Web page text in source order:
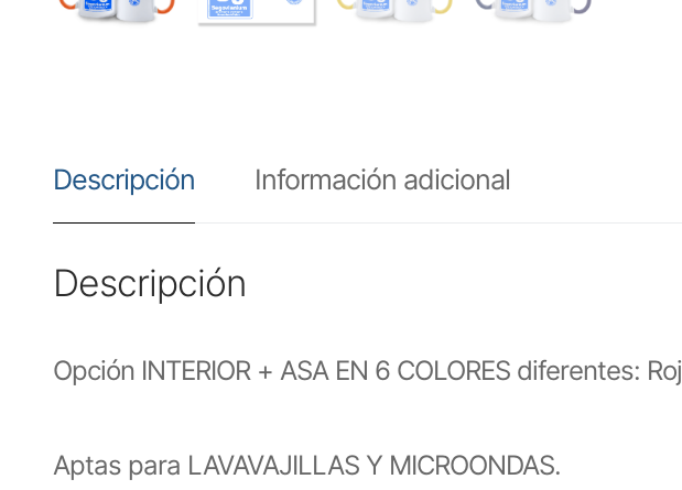
Descripción Información adicional
Descripción
Opción INTERIOR + ASA EN 6 COLORES diferentes:
Aptas para LAVAVAJILLAS Y MICROONDAS.